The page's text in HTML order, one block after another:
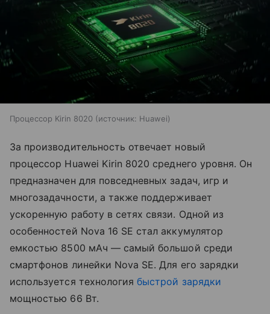
Процессор Kirin 8020 источник: Huawei
За производительность отвечает новый
процессор Huawei Kirin 8020 среднего уровня. Он
предназначен для повседневных задач, игр и
многозадачности, а также поддерживает
ускоренную работу в сетях связи. Одной из
особенностей Nova 16 SE стал аккумулятор
емкостью 8500 мАч — самый большой среди
смартфонов линейки Nova SE. Для его зарядки
используется технологиябыстрой зарядки
мощностью 66 Вт.